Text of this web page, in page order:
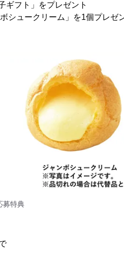
ギフト」をプレゼント
シュークリーム」を1個プレゼ
募特典